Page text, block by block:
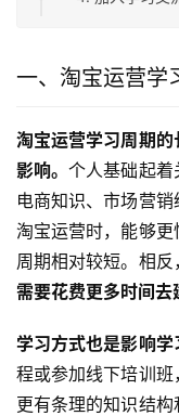
一、淘宝运营学
淘宝运营学习周期
影响。个人基础起着
电商知识、市场营
淘宝运营时，能够
周期相对较短。相反，
需要花费更多时间去
学习方式也是影响
程或参加线下培训
更有条理的知识结